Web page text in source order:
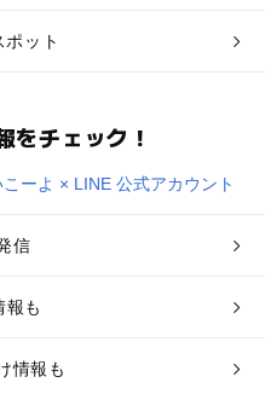
ット
をチェック！
信
報も
情報も